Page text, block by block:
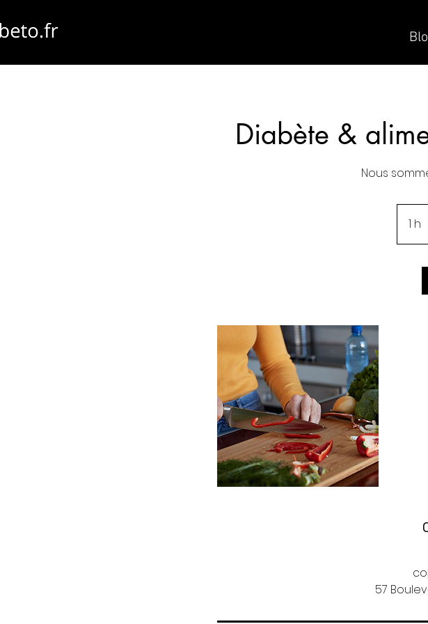
Diabète &
Nous
1 h
57
Diabeto.fr